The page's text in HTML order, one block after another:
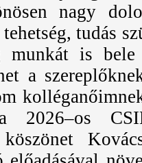
nagy
tudás
munkát is
a
2026–os